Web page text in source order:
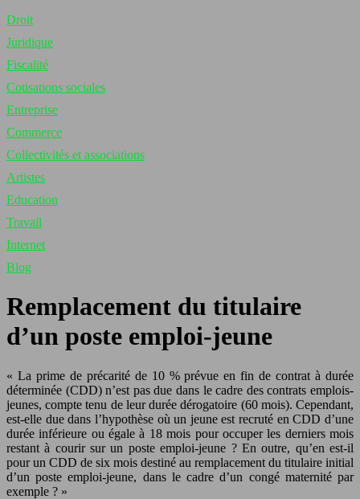
Droit
Juridique
Fiscalité
Cotisations sociales
Entreprise
Commerce
Collectivités et associations
Artistes
Education
Travail
Internet
Blog
Remplacement du titulaire
d’un poste emploi-jeune
« La prime de précarité de 10 % prévue en fin de contrat à durée
déterminée (CDD) n’est pas due dans le cadre des contrats emplois-
jeunes, compte tenu de leur durée dérogatoire (60 mois). Cependant,
est-elle due dans l’hypothèse où un jeune est recruté en CDD d’une
durée inférieure ou égale à 18 mois pour occuper les derniers mois
restant à courir sur un poste emploi-jeune ? En outre, qu’en est-il
pour un CDD de six mois destiné au remplacement du titulaire initial
d’un poste emploi-jeune, dans le cadre d’un congé maternité par
exemple ? »